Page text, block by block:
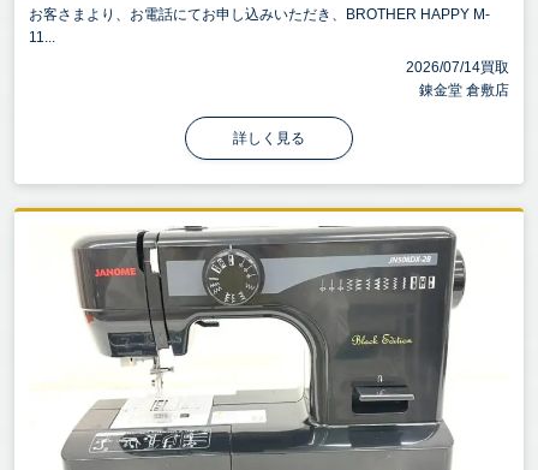
お客さまより、お電話にてお申し込みいただき、BROTHER HAPPY M-
11...
2026/07/14買取
錬金堂 倉敷店
詳しく見る